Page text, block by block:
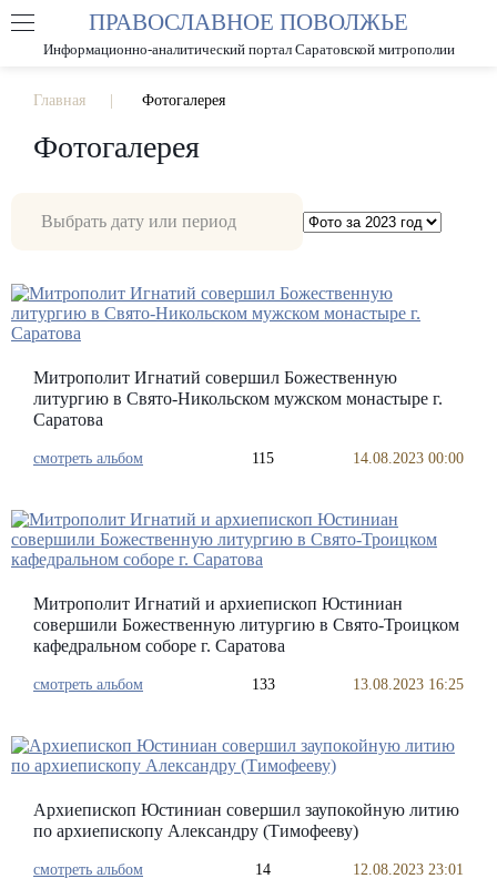
РАЗМЕР ШРИФТА А А
ПРАВОСЛАВНОЕ ПОВОЛЖЬЕ
Информационно-аналитический портал Саратовской митрополии
Главная Фотогалерея
Фотогалерея
Митрополит Игнатий совершил Божественную
литургию в Свято-Никольском мужском монастыре г.
Саратова
смотреть альбом 115 14.08.2023 00:00
Митрополит Игнатий и архиепископ Юстиниан
совершили Божественную литургию в Свято-Троицком
кафедральном соборе г. Саратова
смотреть альбом 133 13.08.2023 16:25
Архиепископ Юстиниан совершил заупокойную литию
по архиепископу Александру (Тимофееву)
смотреть альбом 14 12.08.2023 23:01